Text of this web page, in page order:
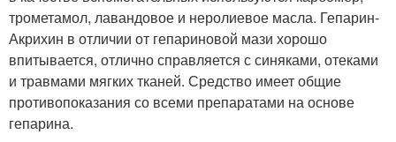
трометамол, лавандовое и неролиевое масла. Гепарин-
Акрихин в отличии от гепариновой мази хорошо
впитывается, отлично справляется с синяками, отеками
и травмами мягких тканей. Средство имеет общие
противопоказания со всеми препаратами на основе
гепарина.